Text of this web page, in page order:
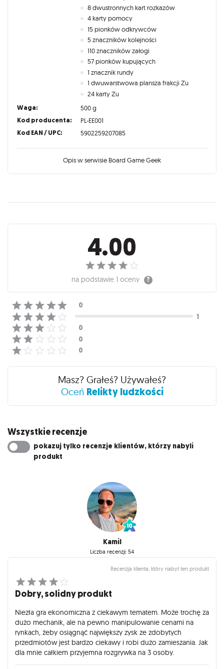
8 dwustronnych kart rozkazów
4 karty pomocy
15 pionków odkrywców
5 znaczników kolejności
110 znaczników załogi
57 pionków kupujących
1 znacznik rundy
1 dwuwarstwowa plansza frakcji Zu
24 karty Zu
Waga: 500 g
Kod producenta: PL-EE001
Kod EAN / UPC: 5902259207085
Opis w serwisie Board Game Geek
Recenzje
4.00
na podstawie 1 oceny
Masz? Grałeś? Używałeś?
Oceń Relikty ludzkości
Wszystkie recenzje
pokazuj tylko recenzje klientów, którzy nabyli
produkt
Kamil
Liczba recenzji: 54
Recenzja klienta, który nabył ten produkt
Dobry, solidny produkt
Niezła gra ekonomiczna z ciekawym tematem. Może trochę za
dużo mechanik, ale na pewno manipulowanie cenami na
rynkach, żeby osiągnąć największy zysk ze zdobytych
przedmiotów jest bardzo ciekawy i robi dużo zamieszania. Jak
dla mnie całkiem przyjemna rozgrywka na 3 osoby.